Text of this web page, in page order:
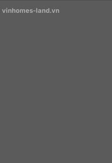
vinhomes-land.vn